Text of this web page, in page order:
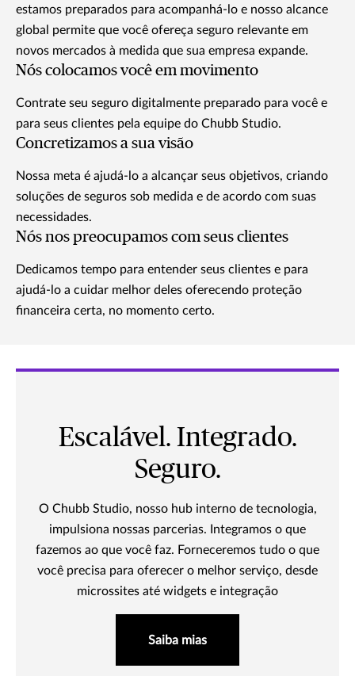
estamos preparados para acompanhá-lo e nosso alcance
global permite que você ofereça seguro relevante em
novos mercados à medida que sua empresa expande.
Nós colocamos você em movimento
Contrate seu seguro digitalmente preparado para você e
para seus clientes pela equipe do Chubb Studio.
Concretizamos a sua visão
Nossa meta é ajudá-lo a alcançar seus objetivos, criando
soluções de seguros sob medida e de acordo com suas
necessidades.
Nós nos preocupamos com seus clientes
Dedicamos tempo para entender seus clientes e para
ajudá-lo a cuidar melhor deles oferecendo proteção
financeira certa, no momento certo.
Escalável. Integrado.
Seguro.
O Chubb Studio, nosso hub interno de tecnologia,
impulsiona nossas parcerias. Integramos o que
fazemos ao que você faz. Forneceremos tudo o que
você precisa para oferecer o melhor serviço, desde
microssites até widgets e integração
Saiba mias